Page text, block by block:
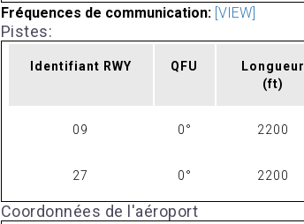
Fréquences de communication: [VIEW]
Pistes:
Identifiant RWY QFU
Longueur
(ft)
09 0° 2200
27 0° 2200
Coordonnées de l'aéroport